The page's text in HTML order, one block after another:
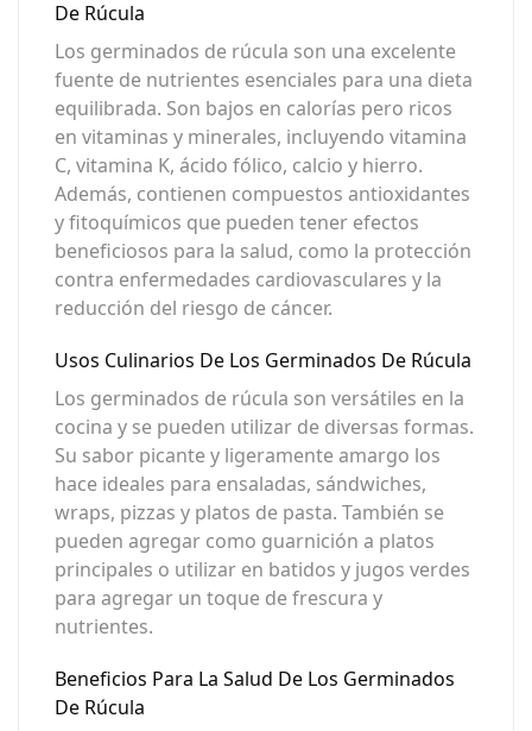
De Rúcula
Los germinados de rúcula son una excelente
fuente de nutrientes esenciales para una dieta
equilibrada. Son bajos en calorías pero ricos
en vitaminas y minerales, incluyendo vitamina
C, vitamina K, ácido fólico, calcio y hierro.
Además, contienen compuestos antioxidantes
y fitoquímicos que pueden tener efectos
beneficiosos para la salud, como la protección
contra enfermedades cardiovasculares y la
reducción del riesgo de cáncer.
Usos Culinarios De Los Germinados De Rúcula
Los germinados de rúcula son versátiles en la
cocina y se pueden utilizar de diversas formas.
Su sabor picante y ligeramente amargo los
hace ideales para ensaladas, sándwiches,
wraps, pizzas y platos de pasta. También se
pueden agregar como guarnición a platos
principales o utilizar en batidos y jugos verdes
para agregar un toque de frescura y
nutrientes.
Beneficios Para La Salud De Los Germinados
De Rúcula